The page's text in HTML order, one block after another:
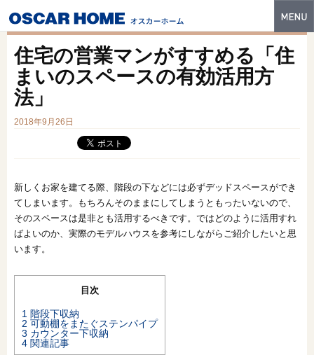
特長
建築実例
フォトギャラリー
スマートセレクト
住宅の営業マンがすすめる「住
まいのスペースの有効活用方
法」
2018年9月26日
新しくお家を建てる際、階段の下などには必ずデッドスペースができ
てしまいます。もちろんそのままにしてしまうともったいないので、
そのスペースは是非とも活用するべきです。ではどのように活用すれ
ばよいのか、実際のモデルハウスを参考にしながらご紹介したいと思
います。
目次
1 階段下収納
2 可動棚をまたぐステンパイプ
3 カウンター下収納
4 関連記事